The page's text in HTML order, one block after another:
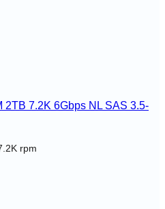
2TB 7.2K 6Gbps NL SAS 3.5-
rpm